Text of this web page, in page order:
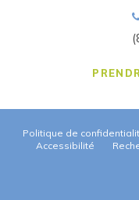
Politique de
Accessibilité